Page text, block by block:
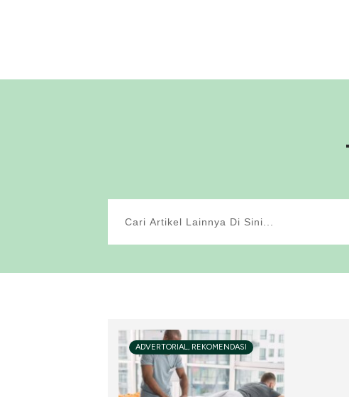
ADVERTORIAL, REKOMENDASI